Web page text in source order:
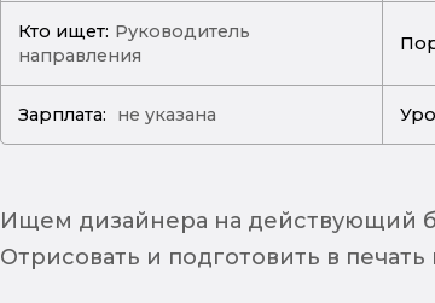
Кто ищет: Руководитель
направления
Зарплата: не указана
Ищем дизайнера на действующий
Отрисовать и подготовить в